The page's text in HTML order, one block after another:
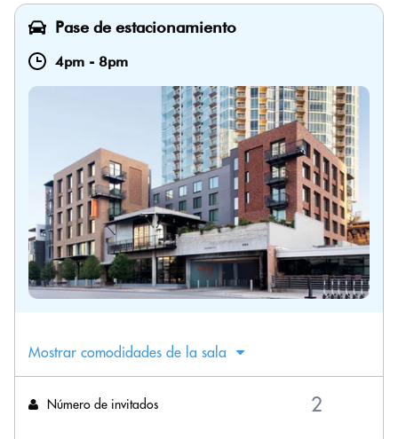
Pase de estacionamiento
4pm - 8pm
Mostrar comodidades de la sala
Número de invitados